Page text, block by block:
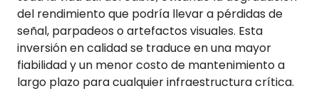
del rendimiento que podría llevar a pérdidas de
señal, parpadeos o artefactos visuales. Esta
inversión en calidad se traduce en una mayor
fiabilidad y un menor costo de mantenimiento a
largo plazo para cualquier infraestructura crítica.